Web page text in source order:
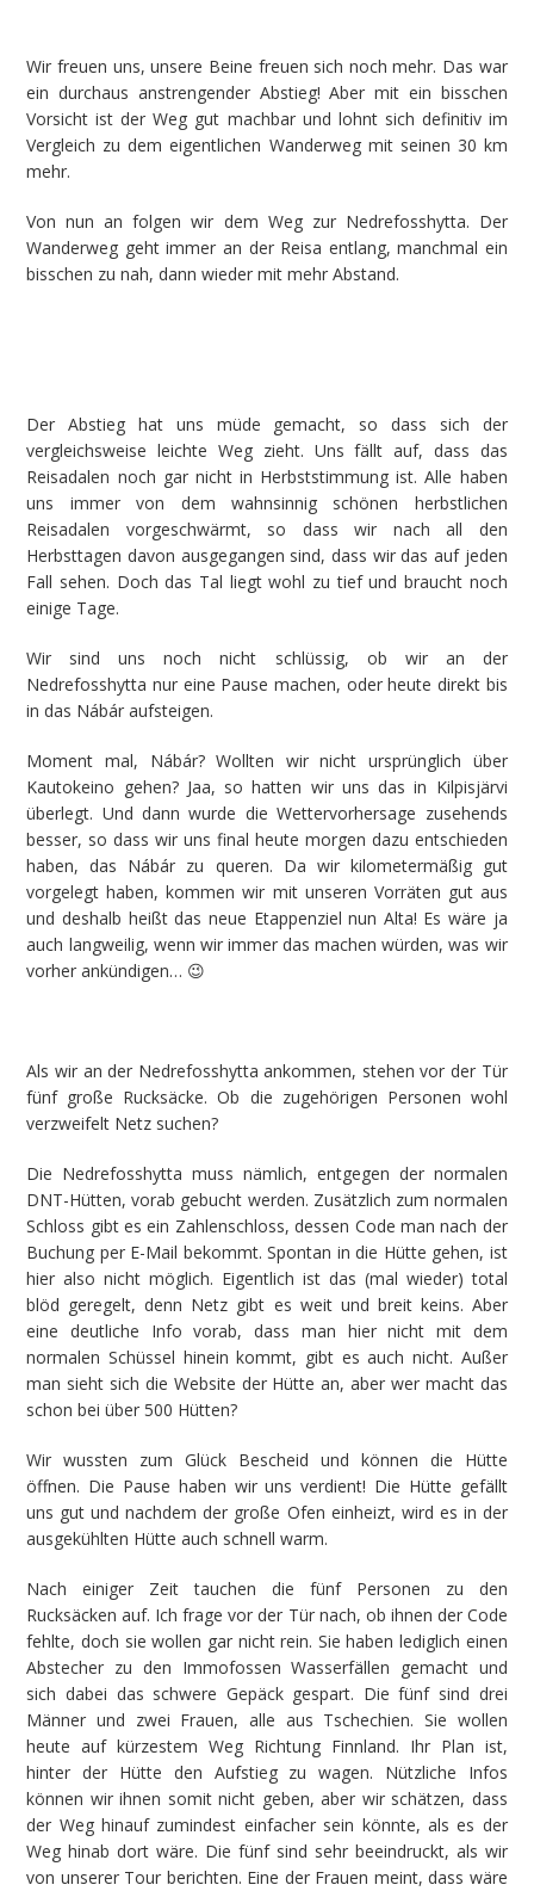
Wir freuen uns, unsere Beine freuen sich noch mehr. Das war
ein durchaus anstrengender Abstieg! Aber mit ein bisschen
Vorsicht ist der Weg gut machbar und lohnt sich definitiv im
Vergleich zu dem eigentlichen Wanderweg mit seinen 30 km
mehr.
Von nun an folgen wir dem Weg zur Nedrefosshytta. Der
Wanderweg geht immer an der Reisa entlang, manchmal ein
bisschen zu nah, dann wieder mit mehr Abstand.
Der Abstieg hat uns müde gemacht, so dass sich der
vergleichsweise leichte Weg zieht. Uns fällt auf, dass das
Reisadalen noch gar nicht in Herbststimmung ist. Alle haben
uns immer von dem wahnsinnig schönen herbstlichen
Reisadalen vorgeschwärmt, so dass wir nach all den
Herbsttagen davon ausgegangen sind, dass wir das auf jeden
Fall sehen. Doch das Tal liegt wohl zu tief und braucht noch
einige Tage.
Wir sind uns noch nicht schlüssig, ob wir an der
Nedrefosshytta nur eine Pause machen, oder heute direkt bis
in das Nábár aufsteigen.
Moment mal, Nábár? Wollten wir nicht ursprünglich über
Kautokeino gehen? Jaa, so hatten wir uns das in Kilpisjärvi
überlegt. Und dann wurde die Wettervorhersage zusehends
besser, so dass wir uns final heute morgen dazu entschieden
haben, das Nábár zu queren. Da wir kilometermäßig gut
vorgelegt haben, kommen wir mit unseren Vorräten gut aus
und deshalb heißt das neue Etappenziel nun Alta! Es wäre ja
auch langweilig, wenn wir immer das machen würden, was wir
vorher ankündigen… 😉
Als wir an der Nedrefosshytta ankommen, stehen vor der Tür
fünf große Rucksäcke. Ob die zugehörigen Personen wohl
verzweifelt Netz suchen?
Die Nedrefosshytta muss nämlich, entgegen der normalen
DNT-Hütten, vorab gebucht werden. Zusätzlich zum normalen
Schloss gibt es ein Zahlenschloss, dessen Code man nach der
Buchung per E-Mail bekommt. Spontan in die Hütte gehen, ist
hier also nicht möglich. Eigentlich ist das (mal wieder) total
blöd geregelt, denn Netz gibt es weit und breit keins. Aber
eine deutliche Info vorab, dass man hier nicht mit dem
normalen Schüssel hinein kommt, gibt es auch nicht. Außer
man sieht sich die Website der Hütte an, aber wer macht das
schon bei über 500 Hütten?
Wir wussten zum Glück Bescheid und können die Hütte
öffnen. Die Pause haben wir uns verdient! Die Hütte gefällt
uns gut und nachdem der große Ofen einheizt, wird es in der
ausgekühlten Hütte auch schnell warm.
Nach einiger Zeit tauchen die fünf Personen zu den
Rucksäcken auf. Ich frage vor der Tür nach, ob ihnen der Code
fehlte, doch sie wollen gar nicht rein. Sie haben lediglich einen
Abstecher zu den Immofossen Wasserfällen gemacht und
sich dabei das schwere Gepäck gespart. Die fünf sind drei
Männer und zwei Frauen, alle aus Tschechien. Sie wollen
heute auf kürzestem Weg Richtung Finnland. Ihr Plan ist,
hinter der Hütte den Aufstieg zu wagen. Nützliche Infos
können wir ihnen somit nicht geben, aber wir schätzen, dass
der Weg hinauf zumindest einfacher sein könnte, als es der
Weg hinab dort wäre. Die fünf sind sehr beeindruckt, als wir
von unserer Tour berichten. Eine der Frauen meint, dass wäre